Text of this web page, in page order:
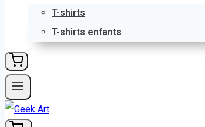
T-shirts
T-shirts enfants